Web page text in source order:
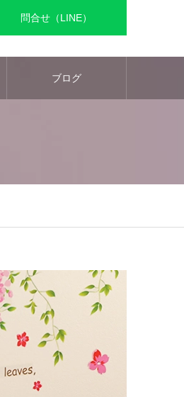
問合せ（LINE）
ブログ